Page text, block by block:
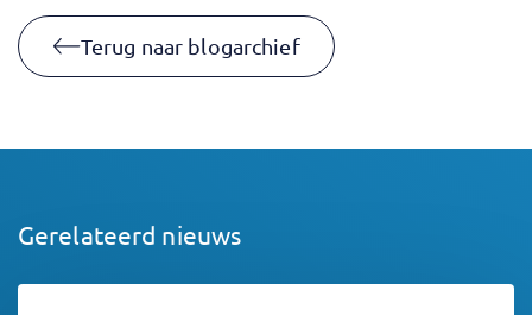
Terug naar blogarchief
Gerelateerd nieuws